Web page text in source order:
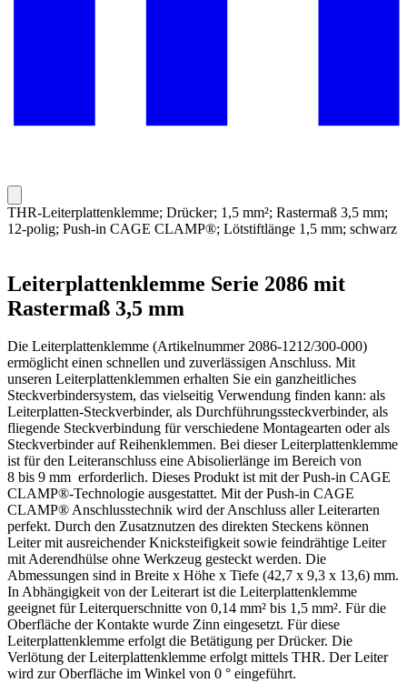
THR-Leiterplattenklemme; Drücker; 1,5 mm²; Rastermaß 3,5 mm;
12-polig; Push-in CAGE CLAMP®; Lötstiftlänge 1,5 mm; schwarz
Leiterplattenklemme Serie 2086 mit
Rastermaß 3,5 mm
Die Leiterplattenklemme (Artikelnummer 2086-1212/300-000)
ermöglicht einen schnellen und zuverlässigen Anschluss. Mit
unseren Leiterplattenklemmen erhalten Sie ein ganzheitliches
Steckverbindersystem, das vielseitig Verwendung finden kann: als
Leiterplatten-Steckverbinder, als Durchführungssteckverbinder, als
fliegende Steckverbindung für verschiedene Montagearten oder als
Steckverbinder auf Reihenklemmen. Bei dieser Leiterplattenklemme
ist für den Leiteranschluss eine Abisolierlänge im Bereich von
8 bis 9 mm erforderlich. Dieses Produkt ist mit der Push-in CAGE
CLAMP®-Technologie ausgestattet. Mit der Push-in CAGE
CLAMP® Anschlusstechnik wird der Anschluss aller Leiterarten
perfekt. Durch den Zusatznutzen des direkten Steckens können
Leiter mit ausreichender Knicksteifigkeit sowie feindrähtige Leiter
mit Aderendhülse ohne Werkzeug gesteckt werden. Die
Abmessungen sind in Breite x Höhe x Tiefe (42,7 x 9,3 x 13,6) mm.
In Abhängigkeit von der Leiterart ist die Leiterplattenklemme
geeignet für Leiterquerschnitte von 0,14 mm² bis 1,5 mm². Für die
Oberfläche der Kontakte wurde Zinn eingesetzt. Für diese
Leiterplattenklemme erfolgt die Betätigung per Drücker. Die
Verlötung der Leiterplattenklemme erfolgt mittels THR. Der Leiter
wird zur Oberfläche im Winkel von 0 ° eingeführt.